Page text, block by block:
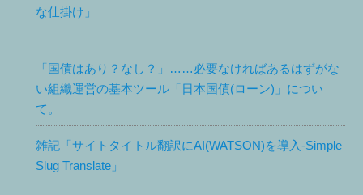
な仕掛け」
「国債はあり？なし？」……必要なければあるはずがな
い組織運営の基本ツール「日本国債(ローン)」につい
て。
雑記「サイトタイトル翻訳にAI(WATSON)を導入-Simple
Slug Translate」